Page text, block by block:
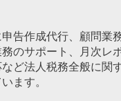
告作成代行、顧問業
のサポート、月次レ
ど法人税務全般に関
ます。